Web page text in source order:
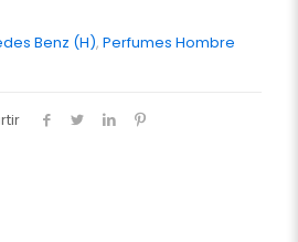
Benz (H), Perfumes Hombre